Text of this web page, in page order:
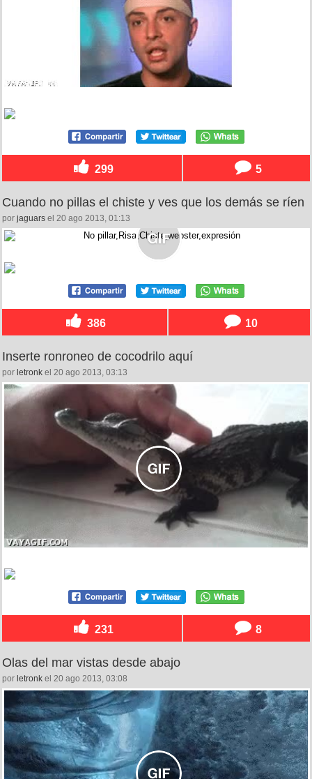
299 5
Cuando no pillas el chiste y ves que los demás se ríen
por jaguars el 20 ago 2013, 01:13
386 10
Inserte ronroneo de cocodrilo aquí
por letronk el 20 ago 2013, 03:13
231 8
Olas del mar vistas desde abajo
por letronk el 20 ago 2013, 03:08